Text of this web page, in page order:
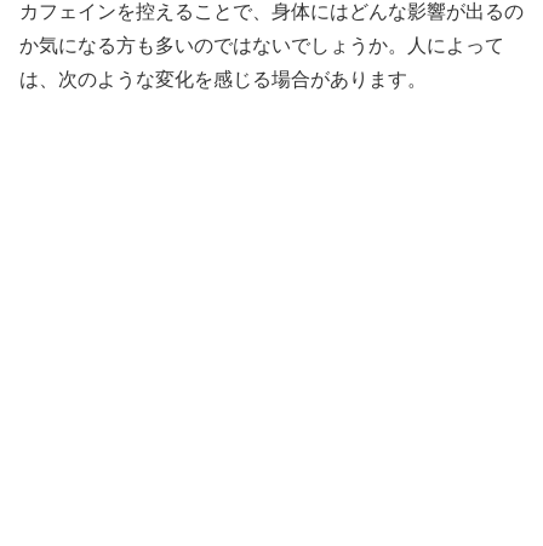
カフェインを控えることで、身体にはどんな影響が出るの
か気になる方も多いのではないでしょうか。人によって
は、次のような変化を感じる場合があります。